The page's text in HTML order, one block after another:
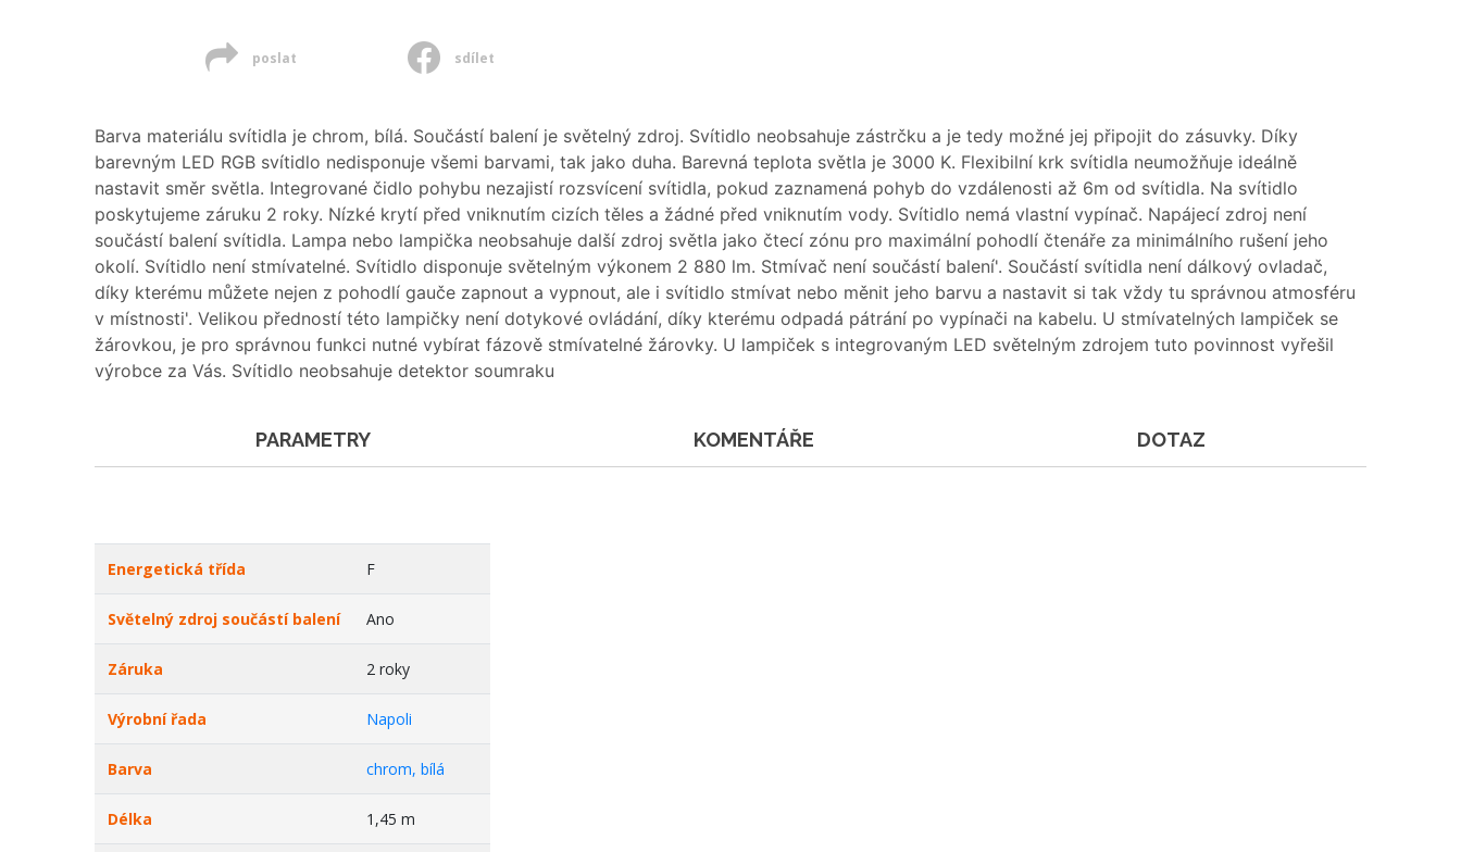
poslat sdílet
Barva materiálu svítidla je chrom, bílá. Součástí balení je světelný zdroj. Svítidlo neobsahuje zástrčku a je tedy možné jej připojit do zásuvky. Díky
barevným LED RGB svítidlo nedisponuje všemi barvami, tak jako duha. Barevná teplota světla je 3000 K. Flexibilní krk svítidla neumožňuje ideálně
nastavit směr světla. Integrované čidlo pohybu nezajistí rozsvícení svítidla, pokud zaznamená pohyb do vzdálenosti až 6m od svítidla. Na svítidlo
poskytujeme záruku 2 roky. Nízké krytí před vniknutím cizích těles a žádné před vniknutím vody. Svítidlo nemá vlastní vypínač. Napájecí zdroj není
součástí balení svítidla. Lampa nebo lampička neobsahuje další zdroj světla jako čtecí zónu pro maximální pohodlí čtenáře za minimálního rušení jeho
okolí. Svítidlo není stmívatelné. Svítidlo disponuje světelným výkonem 2 880 lm. Stmívač není součástí balení'. Součástí svítidla není dálkový ovladač,
díky kterému můžete nejen z pohodlí gauče zapnout a vypnout, ale i svítidlo stmívat nebo měnit jeho barvu a nastavit si tak vždy tu správnou atmosféru
v místnosti'. Velikou předností této lampičky není dotykové ovládání, díky kterému odpadá pátrání po vypínači na kabelu. U stmívatelných lampiček se
žárovkou, je pro správnou funkci nutné vybírat fázově stmívatelné žárovky. U lampiček s integrovaným LED světelným zdrojem tuto povinnost vyřešil
výrobce za Vás. Svítidlo neobsahuje detektor soumraku
PARAMETRY KOMENTÁŘE DOTAZ
Energetická třída F
Světelný zdroj součástí balení Ano
Záruka 2 roky
Výrobní řada Napoli
Barva chrom, bílá
Délka 1,45 m